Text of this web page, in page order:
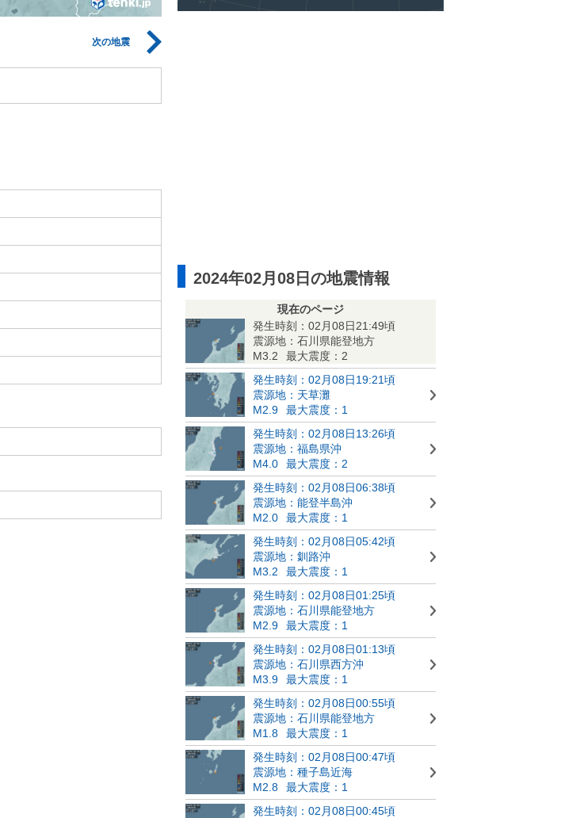
次の地震
2024年02月08日の地震情報
現在のページ
発生時刻：02月08日21:49頃
震源地：石川県能登地方
M3.2
最大震度：2
発生時刻：02月08日19:21頃
震源地：天草灘
M2.9
最大震度：1
発生時刻：02月08日13:26頃
震源地：福島県沖
M4.0
最大震度：2
発生時刻：02月08日06:38頃
震源地：能登半島沖
M2.0
最大震度：1
発生時刻：02月08日05:42頃
震源地：釧路沖
M3.2
最大震度：1
発生時刻：02月08日01:25頃
震源地：石川県能登地方
M2.9
最大震度：1
発生時刻：02月08日01:13頃
震源地：石川県西方沖
M3.9
最大震度：1
発生時刻：02月08日00:55頃
震源地：石川県能登地方
M1.8
最大震度：1
発生時刻：02月08日00:47頃
震源地：種子島近海
M2.8
最大震度：1
発生時刻：02月08日00:45頃